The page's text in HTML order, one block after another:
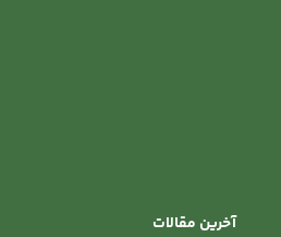
آخرین مقالات